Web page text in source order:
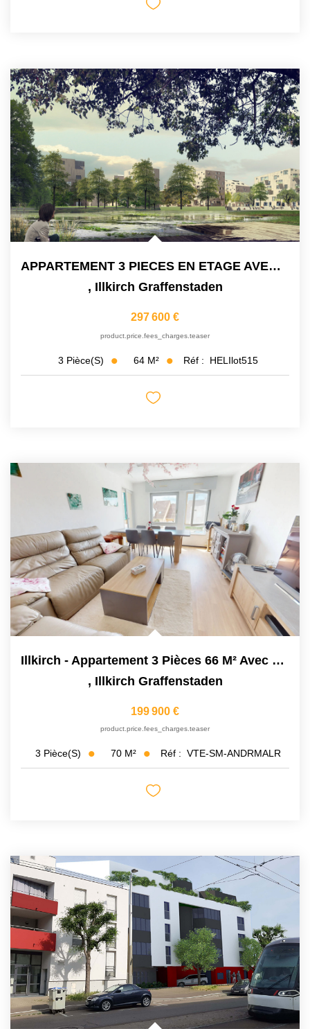
APPARTEMENT 3 PIECES EN ETAGE AVEC BALCON A ILLKIRCH
, Illkirch Graffenstaden
297 600 €
product.price.fees_charges.teaser
3 Pièce(s) 64 M² Réf : HELIlot515
Illkirch - Appartement 3 Pièces 66 M² Avec Véranda, Cave...
, Illkirch Graffenstaden
199 900 €
product.price.fees_charges.teaser
3 Pièce(s) 70 M² Réf : VTE-SM-ANDRMALR